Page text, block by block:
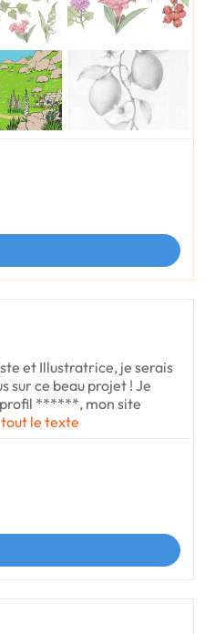
et Illustratrice, je serais
sur ce beau projet ! Je
******, mon site
le texte